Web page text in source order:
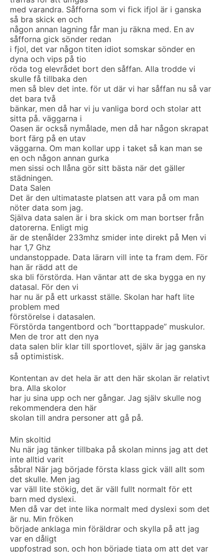
med varandra. Såfforna som vi fick ifjol är i ganska
så bra skick en och
någon annan lagning får man ju räkna med. En av
såfforna gick sönder redan
i fjol, det var någon titen idiot somskar sönder en
dyna och vips på tio
röda tog elevrådet bort den såffan. Alla trodde vi
skulle få tillbaka den
men så blev det inte. för ut där vi har såffan nu så var
det bara två
bänkar, men då har vi ju vanliga bord och stolar att
sitta på. väggarna i
Oasen är också nymålade, men då har någon skrapat
bort färg på en utav
väggarna. Om man kollar upp i taket så kan man se
en och någon annan gurka
men sissi och Ilåna gör sitt bästa när det gäller
städningen.
Data Salen
Det är den ultimataste platsen att vara på om man
nöter data som jag.
Själva data salen är i bra skick om man bortser från
datorerna. Enligt mig
är de stenålder 233mhz smider inte direkt på Men vi
har 1,7 Ghz
undanstoppade. Data lärarn vill inte ta fram dem. För
han är rädd att de
ska bli förstörda. Han väntar att de ska bygga en ny
datasal. För den vi
har nu är på ett urkasst ställe. Skolan har haft lite
problem med
förstörelse i datasalen.
Förstörda tangentbord och ”borttappade” muskulor.
Men de tror att den nya
data salen blir klar till sportlovet, själv är jag ganska
så optimistisk.
Kontentan av det hela är att den här skolan är relativt
bra. Alla skolor
har ju sina upp och ner gångar. Jag själv skulle nog
rekommendera den här
skolan till andra personer att gå på.
Min skoltid
Nu när jag tänker tillbaka på skolan minns jag att det
inte alltid varit
såbra! När jag började första klass gick väll allt som
det skulle. Men jag
var väll lite stökig, det är väll fullt normalt för ett
barn med dyslexi.
Men då var det inte lika normalt med dyslexi som det
är nu. Min fröken
började anklaga min föräldrar och skylla på att jag
var en dåligt
uppfostrad son, och hon började tjata om att det var